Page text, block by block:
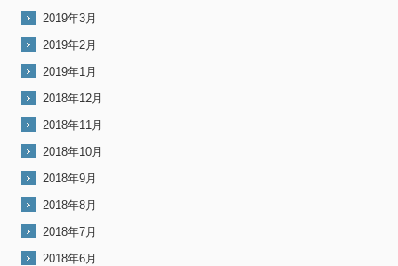
2019年3月
2019年2月
2019年1月
2018年12月
2018年11月
2018年10月
2018年9月
2018年8月
2018年7月
2018年6月